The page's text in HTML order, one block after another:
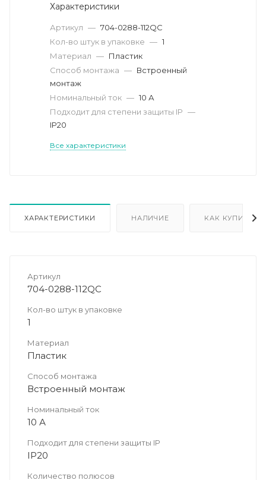
Характеристики
Артикул — 704-0288-112QC
Кол-во штук в упаковке — 1
Материал — Пластик
Способ монтажа — Встроенный
монтаж
Номинальный ток — 10 А
Подходит для степени защиты IP —
IP20
Все характеристики
ХАРАКТЕРИСТИКИ НАЛИЧИЕ КАК КУПИТЬ
Артикул
704-0288-112QC
Кол-во штук в упаковке
1
Материал
Пластик
Способ монтажа
Встроенный монтаж
Номинальный ток
10 А
Подходит для степени защиты IP
IP20
Количество полюсов